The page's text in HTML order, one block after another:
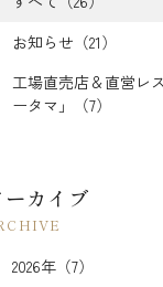
お知らせ（21）
工場直売店＆直営レ
ータマ」（7）
ーカイブ
2026年（7）